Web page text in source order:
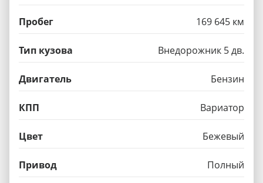
Пробег 169 645 км
Тип кузова Внедорожник 5 дв.
Двигатель Бензин
КПП Вариатор
Цвет Бежевый
Привод Полный